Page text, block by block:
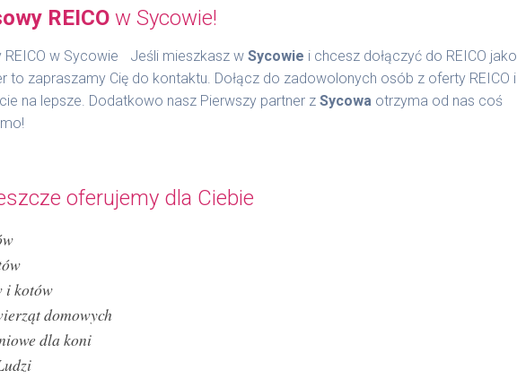
REICO w Sycowie!
Jeśli mieszkasz w Sycowie i chcesz dołączyć do REICO jako
to zapraszamy Cię do kontaktu. Dołącz do zadowolonych osób z oferty REICO i
na lepsze. Dodatkowo nasz Pierwszy partner z Sycowa otrzyma od nas coś
oferujemy dla Ciebie
i kotów
domowych
dla koni